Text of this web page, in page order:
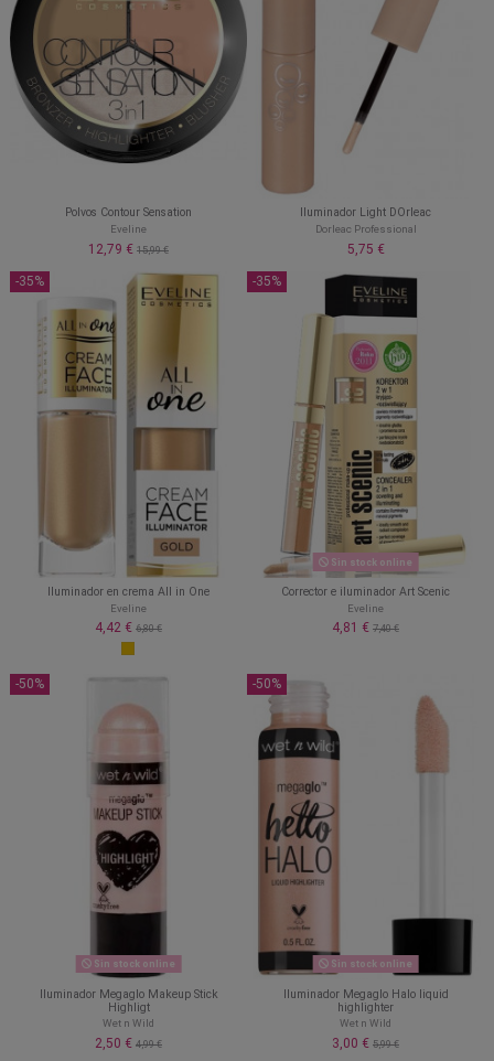
Polvos Contour Sensation
Eveline
12,79 € 15,99 €
Iluminador Light DOrleac
Dorleac Professional
5,75 €
-35%
Iluminador en crema All in One
Eveline
4,42 € 6,80 €
-35%
Sin stock online
Corrector e iluminador Art Scenic
Eveline
4,81 € 7,40 €
-50%
Sin stock online
Iluminador Megaglo Makeup Stick
Highligt
Wet n Wild
2,50 € 4,99 €
-50%
Sin stock online
Iluminador Megaglo Halo liquid
highlighter
Wet n Wild
3,00 € 5,99 €